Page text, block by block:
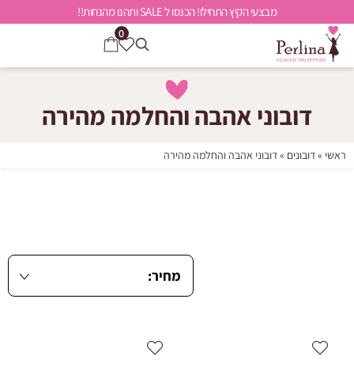
מבצעי הקיץ התחילו! הכנסו ל SALE ותהנו מהנחות!!
0
דובוני אהבה והחלמה מהירה
ראשי »דובונים »דובוני אהבה והחלמה מהירה